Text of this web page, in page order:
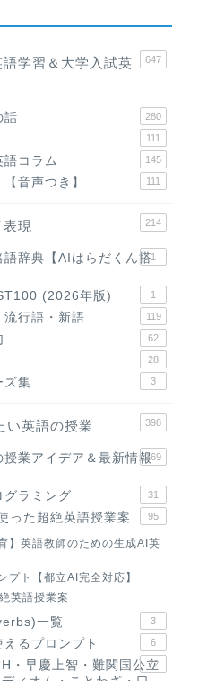
学習＆大学入試英
647
話 280
111
語コラム 145
音声つき】 111
現 214
辞典【AIはらだくん搭1
(2026年版) 1
流行語・新語 119
62
28
ズ集 3
い英語の授業 398
業アイデア＆最新情報169
グラミング 31
った超絶英語授業案 95
】英語教師のための生成AI英
プト【都立AI完全対応】
英語授業案
一覧 3
るプロンプト 6
・早慶上智・難関国公立
22